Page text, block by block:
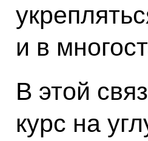
и в
В этой
курс на